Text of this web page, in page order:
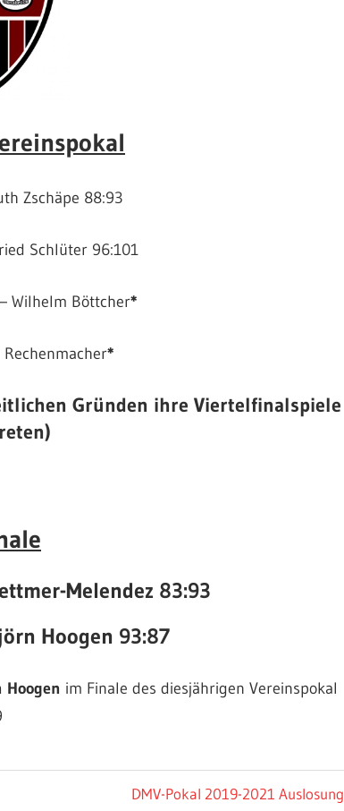
Zschäpe 88:93
Schlüter 96:101
– Wilhelm Böttcher*
Rechenmacher*
Gründen ihre Viertelfinalspiele
Melendez 83:93
Hoogen 93:87
Hoogen im Finale des diesjährigen Vereinspokal
Nächster
DMV-Pokal 2019-2021 Auslosung